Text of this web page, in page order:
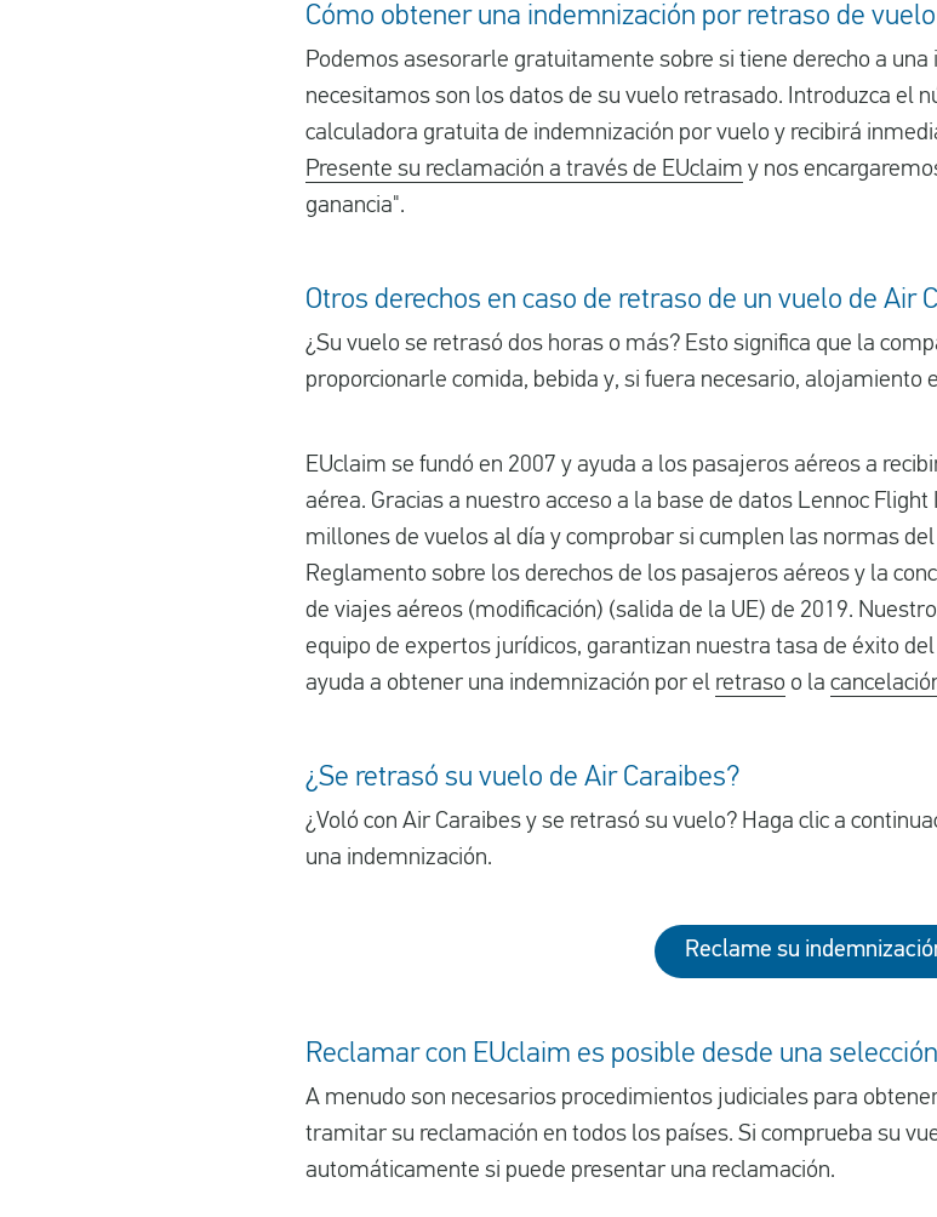
Cómo obtener una indemnización por retraso de
Podemos asesorarle gratuitamente sobre si tiene derecho a una
necesitamos son los datos de su vuelo retrasado. Introduzca el
calculadora gratuita de indemnización por vuelo y recibirá
Presente su reclamación a través de EUclaim y nos
ganancia".
Otros derechos en caso de retraso de un vuelo de Air
¿Su vuelo se retrasó dos horas o más? Esto significa que la
proporcionarle comida, bebida y, si fuera necesario, alojamiento
EUclaim se fundó en 2007 y ayuda a los pasajeros aéreos a
aérea. Gracias a nuestro acceso a la base de datos Lennoc
millones de vuelos al día y comprobar si cumplen las normas del
Reglamento sobre los derechos de los pasajeros aéreos y la
de viajes aéreos (modificación) (salida de la UE) de 2019.
equipo de expertos jurídicos, garantizan nuestra tasa de éxito
ayuda a obtener una indemnización por el retraso o la
¿Se retrasó su vuelo de Air Caraibes?
¿Voló con Air Caraibes y se retrasó su vuelo? Haga clic a
una indemnización.
Reclame su
Reclamar con EUclaim es posible desde una
A menudo son necesarios procedimientos judiciales para
tramitar su reclamación en todos los países. Si comprueba su
automáticamente si puede presentar una reclamación.